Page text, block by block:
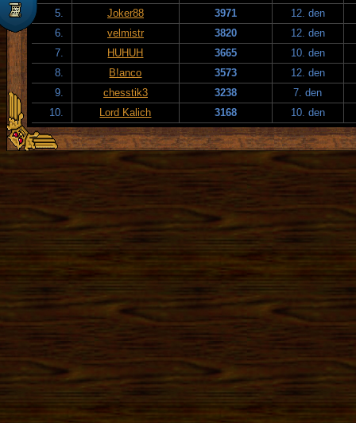
5.
Joker88 3971
12. den
6.
velmistr 3820
12. den
7.
HUHUH 3665
10. den
8.
B!anco 3573
12. den
9.
chesstik3 3238
7. den
10.
Lord Kalich 3168 10. den